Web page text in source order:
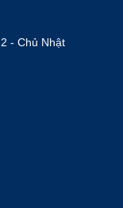
- Chủ Nhật